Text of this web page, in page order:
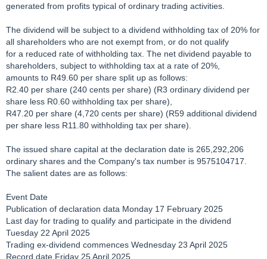
generated from profits typical of ordinary trading activities.
The dividend will be subject to a dividend withholding tax of 20% for
all shareholders who are not exempt from, or do not qualify
for a reduced rate of withholding tax. The net dividend payable to
shareholders, subject to withholding tax at a rate of 20%,
amounts to R49.60 per share split up as follows:
R2.40 per share (240 cents per share) (R3 ordinary dividend per
share less R0.60 withholding tax per share),
R47.20 per share (4,720 cents per share) (R59 additional dividend
per share less R11.80 withholding tax per share).
The issued share capital at the declaration date is 265,292,206
ordinary shares and the Company's tax number is 9575104717.
The salient dates are as follows:
Event Date
Publication of declaration data Monday 17 February 2025
Last day for trading to qualify and participate in the dividend
Tuesday 22 April 2025
Trading ex-dividend commences Wednesday 23 April 2025
Record date Friday 25 April 2025